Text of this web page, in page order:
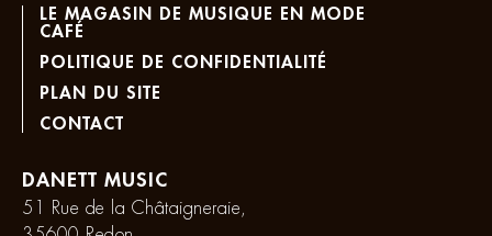
LE MAGASIN DE MUSIQUE EN MODE
CAFÉ
POLITIQUE DE CONFIDENTIALITÉ
PLAN DU SITE
CONTACT
DANETT MUSIC
51 Rue de la Châtaigneraie,